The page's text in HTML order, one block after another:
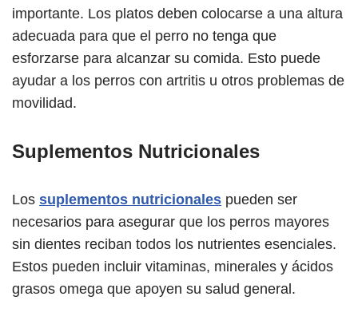
importante. Los platos deben colocarse a una altura
adecuada para que el perro no tenga que
esforzarse para alcanzar su comida. Esto puede
ayudar a los perros con artritis u otros problemas de
movilidad.
Suplementos Nutricionales
Los suplementos nutricionales pueden ser
necesarios para asegurar que los perros mayores
sin dientes reciban todos los nutrientes esenciales.
Estos pueden incluir vitaminas, minerales y ácidos
grasos omega que apoyen su salud general.